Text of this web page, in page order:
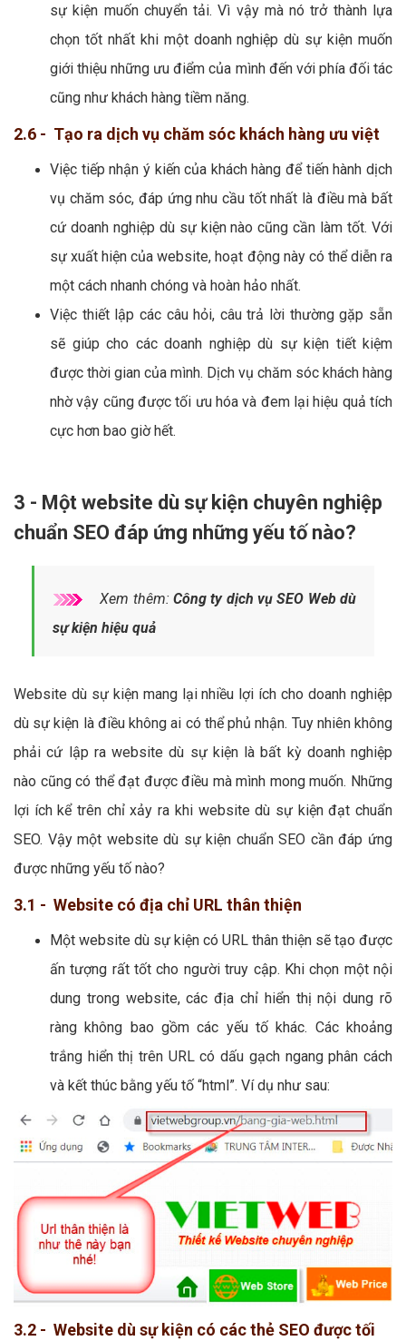
sự kiện muốn chuyển tải. Vì vậy mà nó trở thành lựa
chọn tốt nhất khi một doanh nghiệp dù sự kiện muốn
giới thiệu những ưu điểm của mình đến với phía đối tác
cũng như khách hàng tiềm năng.
2.6 - Tạo ra dịch vụ chăm sóc khách hàng ưu việt
Việc tiếp nhận ý kiến của khách hàng để tiến hành dịch
vụ chăm sóc, đáp ứng nhu cầu tốt nhất là điều mà bất
cứ doanh nghiệp dù sự kiện nào cũng cần làm tốt. Với
sự xuất hiện của website, hoạt động này có thể diễn ra
một cách nhanh chóng và hoàn hảo nhất.
Việc thiết lập các câu hỏi, câu trả lời thường gặp sẵn
sẽ giúp cho các doanh nghiệp dù sự kiện tiết kiệm
được thời gian của mình. Dịch vụ chăm sóc khách hàng
nhờ vậy cũng được tối ưu hóa và đem lại hiệu quả tích
cực hơn bao giờ hết.
3 - Một website dù sự kiện chuyên nghiệp
chuẩn SEO đáp ứng những yếu tố nào?
Xem thêm: Công ty dịch vụ SEO Web dù
sự kiện hiệu quả
Website dù sự kiện mang lại nhiều lợi ích cho doanh nghiệp
dù sự kiện là điều không ai có thể phủ nhận. Tuy nhiên không
phải cứ lập ra website dù sự kiện là bất kỳ doanh nghiệp
nào cũng có thể đạt được điều mà mình mong muốn. Những
lợi ích kể trên chỉ xảy ra khi website dù sự kiện đạt chuẩn
SEO. Vậy một website dù sự kiện chuẩn SEO cần đáp ứng
được những yếu tố nào?
3.1 - Website có địa chỉ URL thân thiện
Một website dù sự kiện có URL thân thiện sẽ tạo được
ấn tượng rất tốt cho người truy cập. Khi chọn một nội
dung trong website, các địa chỉ hiển thị nội dung rõ
ràng không bao gồm các yếu tố khác. Các khoảng
trắng hiển thị trên URL có dấu gạch ngang phân cách
và kết thúc bằng yếu tố “html”. Ví dụ như sau:
3.2 - Website dù sự kiện có các thẻ SEO được tối